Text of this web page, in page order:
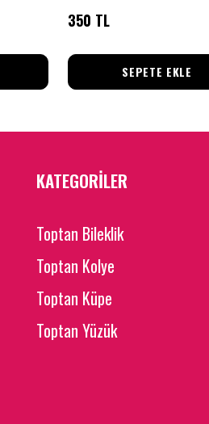
350 TL
SEPETE EKLE
KATEGORİLER
Toptan Bileklik
Toptan Kolye
Toptan Küpe
Toptan Yüzük